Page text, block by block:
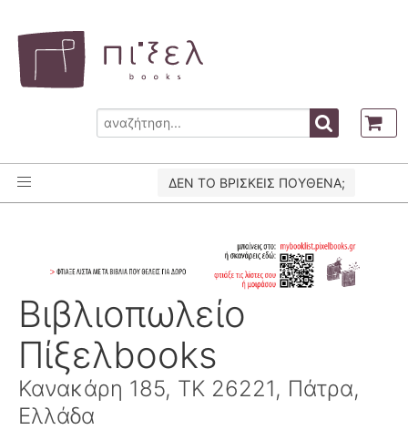
ΔΕΝ ΤΟ ΒΡΙΣΚΕΙΣ ΠΟΥΘΕΝΑ;
Βιβλιοπωλείο
Πίξελbooks
Κανακάρη 185, ΤΚ 26221, Πάτρα,
Ελλάδα